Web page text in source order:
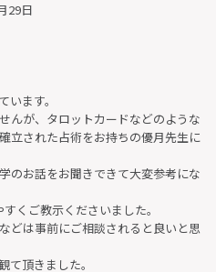
29日
ます。
んが、タロットカードなどのような
立された占術をお持ちの優月先生に
のお話をお聞きできて大変参考にな
くご教示くださいました。
どは事前にご相談されると良いと思
て頂きました。